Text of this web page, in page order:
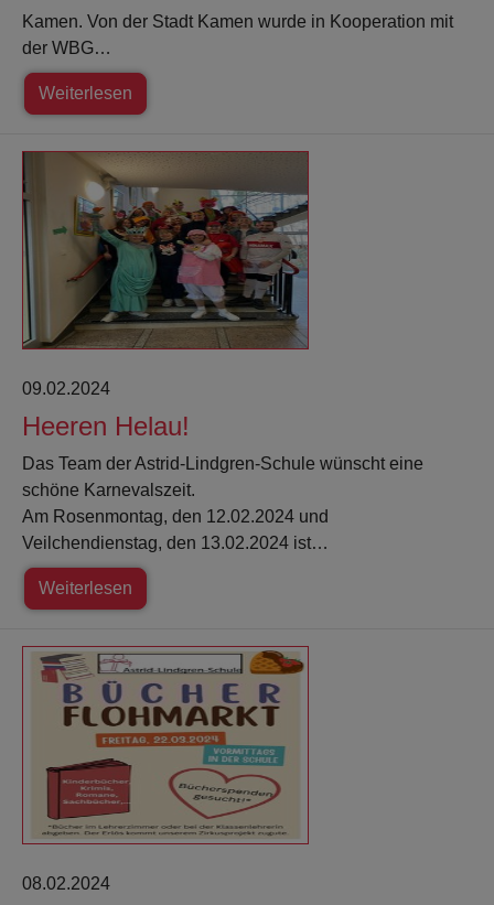
Kamen. Von der Stadt Kamen wurde in Kooperation mit
der WBG…
Weiterlesen
09.02.2024
Heeren Helau!
Das Team der Astrid-Lindgren-Schule wünscht eine
schöne Karnevalszeit.
Am Rosenmontag, den 12.02.2024 und
Veilchendienstag, den 13.02.2024 ist…
Weiterlesen
08.02.2024